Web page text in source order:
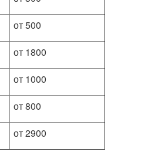
от 500
от 1800
от 1000
от 800
от 2900